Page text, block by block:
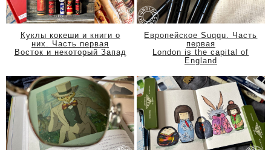
Куклы кокеши и книги о
них. Часть первая
Восток и некоторый Запад
Европейское Suqqu. Часть
первая
London is the capital of
England